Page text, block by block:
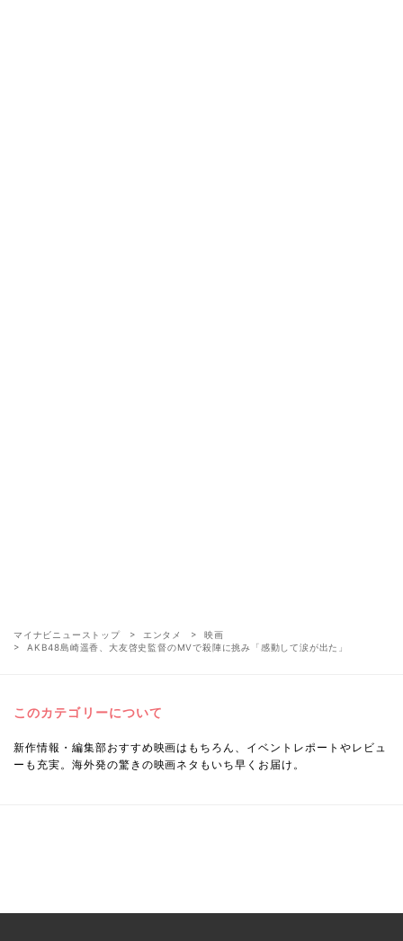
マイナビニューストップ エンタメ
映画
AKB48島崎遥香、大友啓史監督のMVで殺陣に挑み「感動して涙が出た」
このカテゴリーについて
新作情報・編集部おすすめ映画はもちろん、イベントレポートやレビュ
ーも充実。海外発の驚きの映画ネタもいち早くお届け。